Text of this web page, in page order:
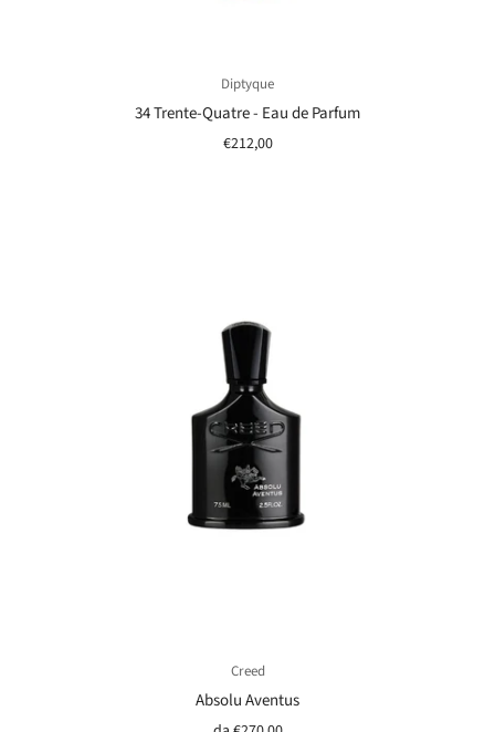
Diptyque
34 Trente-Quatre - Eau de Parfum
€212,00
Creed
Absolu Aventus